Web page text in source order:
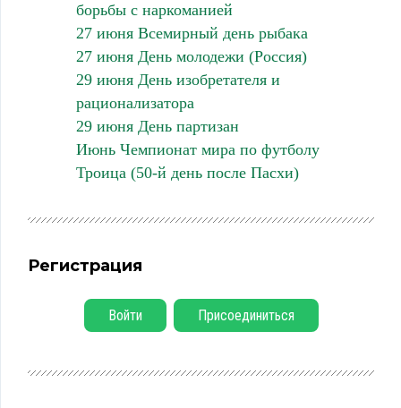
борьбы с наркоманией
27 июня Всемирный день рыбака
27 июня День молодежи (Россия)
29 июня День изобретателя и
рационализатора
29 июня День партизан
Июнь Чемпионат мира по футболу
Троица (50-й день после Пасхи)
Регистрация
Войти Присоединиться